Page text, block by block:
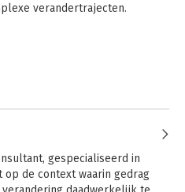
verandertrajecten.
gespecialiseerd in
op de context waarin gedrag